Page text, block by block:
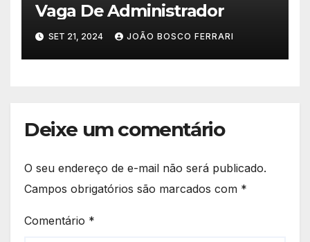
Vaga De Administrador
SET 21, 2024 JOÃO BOSCO FERRARI
Deixe um comentário
O seu endereço de e-mail não será publicado.
Campos obrigatórios são marcados com *
Comentário *